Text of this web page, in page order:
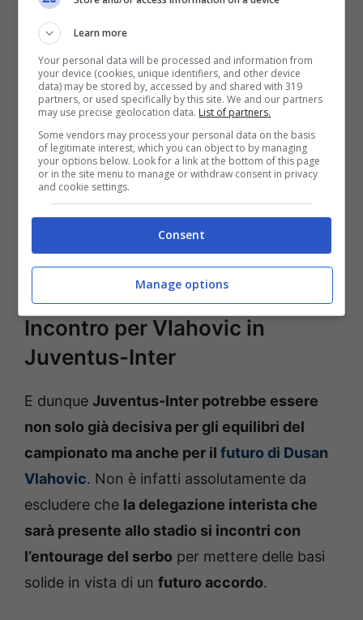
E scrivono i colleghi di
società potrebbe essere proprio l’Inter, visto
che dietro le quinte il presidenteGiuseppe
Marotta , diventando anche azionista del club,
starebbe studiando la strategia migliore per
riuscire a strappareDusan Vlahovicnon solo
Juventus, ma anche allaconcorrenza del
Allegri in panchina resterà sempre sulle
tracce del serbo.
Incontro per Vlahovic in
Juventus-Inter
E dunque Juventus-Inter potrebbe essere
non solo già decisiva per gli equilibri del
campionato ma anche per il futuro di Dusan
Vlahovic. Non è infatti assolutamente da
escludere che la delegazione interista che
sarà presente allo stadio si incontri con
l’entourage del serbo per mettere delle basi
solide in vista di un futuro accordo.
Learn more
Your personal data will be processed and information from
your device (cookies, unique identifiers, and other device
data) may be stored by, accessed by and shared with 319
partners, or used specifically by this site. We and our partners
may use precise geolocation data. List of partners.
Some vendors may process your personal data on the basis
of legitimate interest, which you can object to by managing
your options below. Look for a link at the bottom of this page
or in the site menu to manage or withdraw consent in privacy
and cookie settings.
Consent
Manage options